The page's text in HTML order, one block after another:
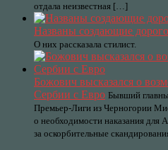
отдала неизвестная […]
Названы создающие
О них рассказала стилист.
Божович высказался о
Сербии с Евро Бывший
Премьер-Лиги из Черногории
о необходимости наказания для
за оскорбительные